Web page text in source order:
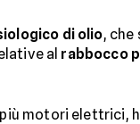
di olio,
al rabbocco
motori elettrici,